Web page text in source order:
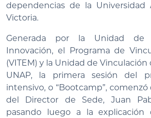
dependencias de la Universidad
Victoria.
Generada por la Unidad de
Innovación, el Programa de
(VITEM) y la Unidad de Vinculación
UNAP, la primera sesión del
intensivo, o “Bootcamp”,
del Director de Sede, Juan
pasando luego a la explicación